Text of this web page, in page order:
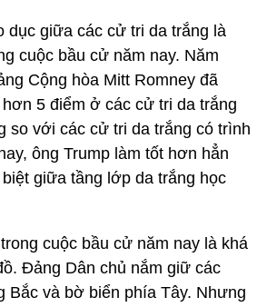
dục giữa các cử tri da trắng là
cuộc bầu cử năm nay. Năm
Cộng hòa Mitt Romney đã
5 điểm ở các cử tri da trắng
so với các cử tri da trắng có trình
ông Trump làm tốt hơn hẳn
giữa tầng lớp da trắng học
cuộc bầu cử năm nay là khá
Đảng Dân chủ nắm giữ các
Bắc và bờ biển phía Tây. Nhưng